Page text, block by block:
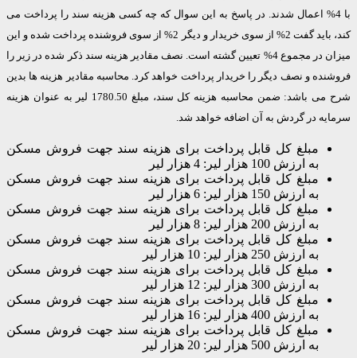
4% اعمال شدند. در پاسخ به این سوال که چه کسی هزینه سند را پرداخت می
کند، باید گفت 2% از سوی خریدار و دیگر 2% از سوی فروشنده پرداخت شده و این
میزان در مجموع 4% تعیین گشته است. نصف مقادیر هزینه سند ذکر شده در زیر را
و نصف دیگر را خریدار پرداخت خواهد کرد. محاسبه مقادیر هزینه ها بدین
شرح می باشد: ضمن محاسبه هزینه کل سند، مبلغ 1780.50 لیر به عنوان هزینه
در گردش به آن اضافه خواهد شد.
مبلغ کل قابل پرداخت برای هزینه سند جهت فروش مسکن
به ارزش 100 هزار لیر: 4 هزار لیر
مبلغ کل قابل پرداخت برای هزینه سند جهت فروش مسکن
به ارزش 150 هزار لیر: 6 هزار لیر
مبلغ کل قابل پرداخت برای هزینه سند جهت فروش مسکن
به ارزش 200 هزار لیر: 8 هزار لیر
مبلغ کل قابل پرداخت برای هزینه سند جهت فروش مسکن
به ارزش 250 هزار لیر: 10 هزار لیر
مبلغ کل قابل پرداخت برای هزینه سند جهت فروش مسکن
به ارزش 300 هزار لیر: 12 هزار لیر
مبلغ کل قابل پرداخت برای هزینه سند جهت فروش مسکن
به ارزش 400 هزار لیر: 16 هزار لیر
مبلغ کل قابل پرداخت برای هزینه سند جهت فروش مسکن
به ارزش 500 هزار لیر: 20 هزار لیر